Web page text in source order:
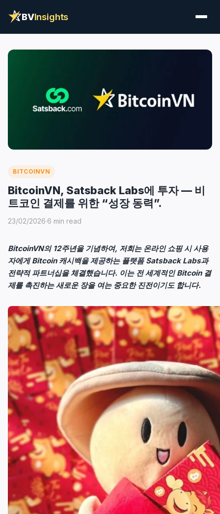
BVInsights
BITCOINVN
BitcoinVN, Satsback Labs에 투자 — 비
트코인 결제를 위한 “성장 동력”.
23/02/2026·6 min read
BitcoinVN의 12주년을 기념하여, 저희는 온라인 쇼핑 시 사용
자에게 Bitcoin 캐시백을 제공하는 플랫폼 Satsback Labs과
전략적 파트너십을 체결했습니다. 이는 전 세계적인 Bitcoin 결
제를 촉진하는 새로운 장을 여는 중요한 진전이기도 합니다.